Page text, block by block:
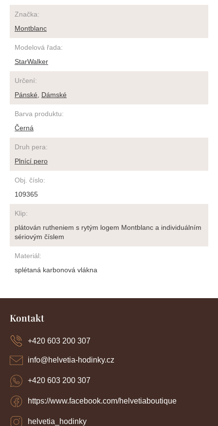
Značka:
Montblanc
Modelová řada:
StarWalker
Určení:
Pánské
Dámské
Barva produktu:
Černá
Druh pera:
Plnící pero
Obj. číslo:
109365
Klip:
plátován rutheniem s rytým logem Montblanc a individuálním
sériovým číslem
Materiál:
splétaná karbonová vlákna
Kontakt
info@helvetia-hodinky.cz
+420 603 200 307
https://www.facebook.com/helvetiaboutique
helvetia_hodinky
+420 603 200 307